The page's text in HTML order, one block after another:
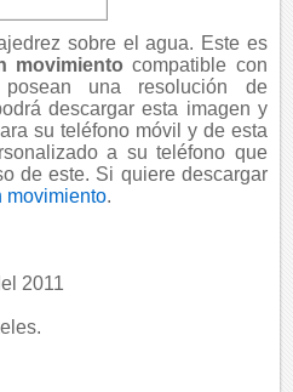
sobre el agua. Este es
movimiento compatible con
una resolución de
descargar esta imagen y
su teléfono móvil y de esta
a su teléfono que
de este. Si quiere descargar
movimiento.
2011